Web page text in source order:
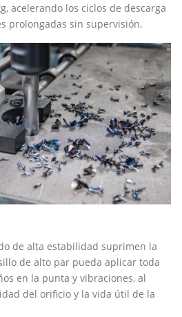
acelerando los ciclos de descarga
prolongadas sin supervisión.
de alta estabilidad suprimen la
de alto par pueda aplicar toda
en la punta y vibraciones, al
del orificio y la vida útil de la